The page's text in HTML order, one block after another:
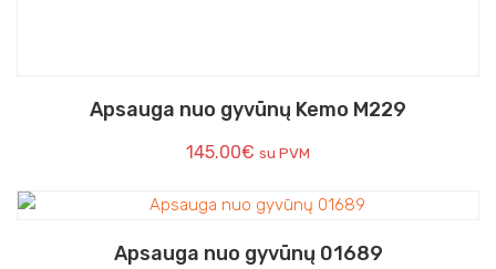
Apsauga nuo gyvūnų Kemo M229
145.00€ su PVM
Apsauga nuo gyvūnų 01689